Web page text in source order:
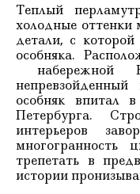
Теплый
холодные оттенки
детали, с которой
особняка.
набережной
особняк впитал
Петербурга.
интерьеров
многогранность
трепетать в
истории